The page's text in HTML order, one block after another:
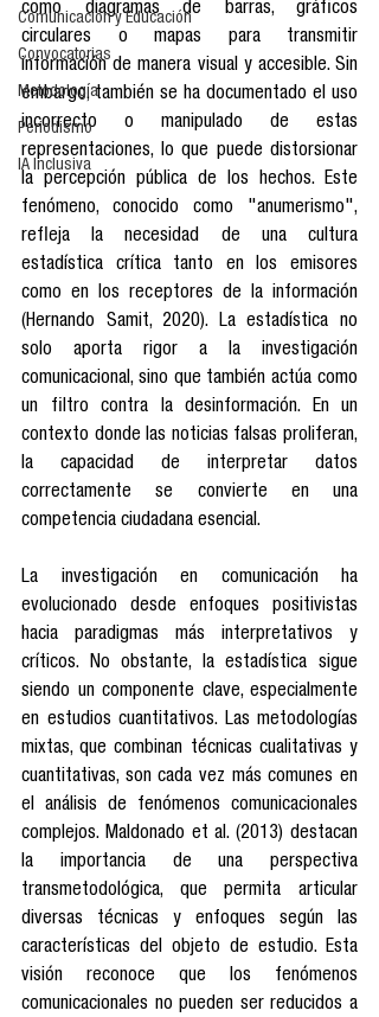
Comunicación y Educación
Convocatorias
Metodología
Periodismo
IA Inclusiva
como diagramas de barras, gráficos
circulares o mapas para transmitir
información de manera visual y accesible. Sin
embargo, también se ha documentado el uso
incorrecto o manipulado de estas
representaciones, lo que puede distorsionar
la percepción pública de los hechos. Este
fenómeno, conocido como "anumerismo",
refleja la necesidad de una cultura
estadística crítica tanto en los emisores
como en los receptores de la información
(Hernando Samit, 2020). La estadística no
solo aporta rigor a la investigación
comunicacional, sino que también actúa como
un filtro contra la desinformación. En un
contexto donde las noticias falsas proliferan,
la capacidad de interpretar datos
correctamente se convierte en una
competencia ciudadana esencial.
La investigación en comunicación ha
evolucionado desde enfoques positivistas
hacia paradigmas más interpretativos y
críticos. No obstante, la estadística sigue
siendo un componente clave, especialmente
en estudios cuantitativos. Las metodologías
mixtas, que combinan técnicas cualitativas y
cuantitativas, son cada vez más comunes en
el análisis de fenómenos comunicacionales
complejos. Maldonado et al. (2013) destacan
la importancia de una perspectiva
transmetodológica, que permita articular
diversas técnicas y enfoques según las
características del objeto de estudio. Esta
visión reconoce que los fenómenos
comunicacionales no pueden ser reducidos a